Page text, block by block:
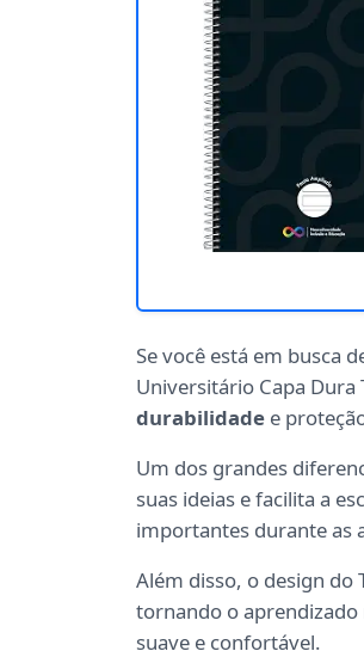
Se você está em busca
Universitário Capa
durabilidade e
Um dos grandes
suas ideias e facilita a
importantes durante as
Além disso, o design do
tornando o aprendizado
suave e confortável.